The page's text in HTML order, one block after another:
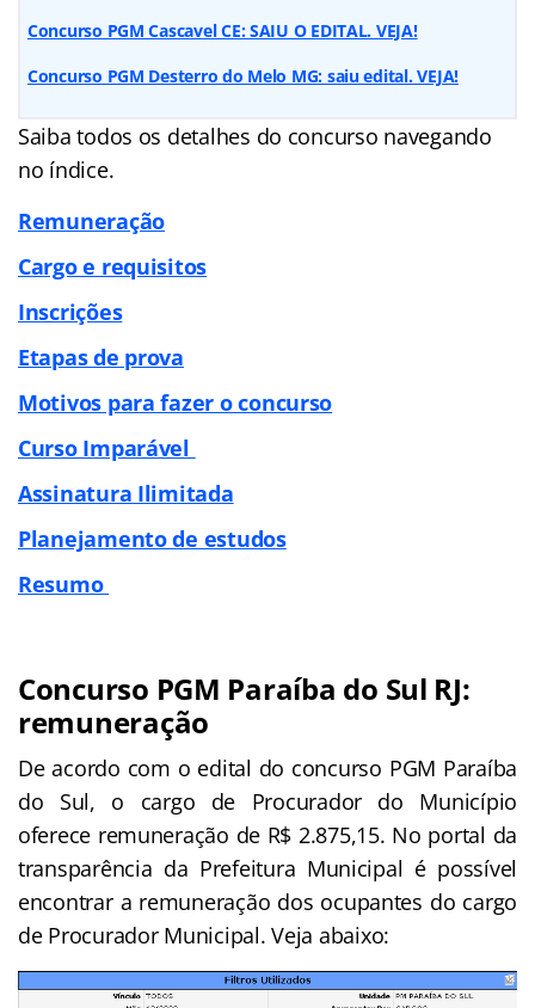
Concurso PGM Cascavel CE: SAIU O EDITAL. VEJA!
Concurso PGM Desterro do Melo MG: saiu edital. VEJA!
Saiba todos os detalhes do concurso navegando
no índice.
Remuneração
Cargo e requisitos
Inscrições
Etapas de prova
Motivos para fazer o concurso
Curso Imparável
Assinatura Ilimitada
Planejamento de estudos
Resumo
Concurso PGM Paraíba do Sul RJ:
remuneração
De acordo com o edital do concurso PGM Paraíba
do Sul, o cargo de Procurador do Município
oferece remuneração de R$ 2.875,15. No portal da
transparência da Prefeitura Municipal é possível
encontrar a remuneração dos ocupantes do cargo
de Procurador Municipal. Veja abaixo: